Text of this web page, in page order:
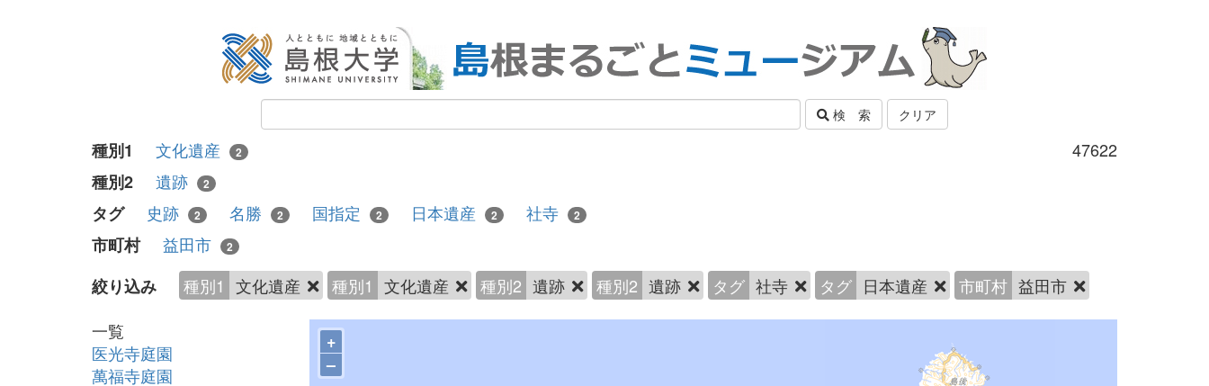
検 索 クリア
47622
種別1 文化遺産 2
種別2 遺跡 2
タグ 史跡 2 名勝 2 国指定 2 日本遺産 2 社寺 2
市町村 益田市 2
絞り込み 種別1 文化遺産 種別1 文化遺産 種別2 遺跡 種別2 遺跡 タグ 社寺 タグ 日本遺産 市町村 益田市
一覧
医光寺庭園
萬福寺庭園
+
–